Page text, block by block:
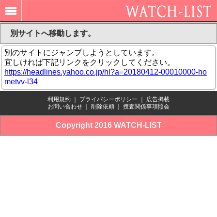
別サイトへ移動します。
別のサイトにジャンプしようとしています。
宜しければ下記リンクをクリックしてください。
https://headlines.yahoo.co.jp/hl?a=20180412-00010000-ho
metvv-l34
利用規約 プライバシーポリシー
広告掲載
お問い合わせ
削除依頼 捜査関係事項照会
Copyright 2016 WATCH-LIST